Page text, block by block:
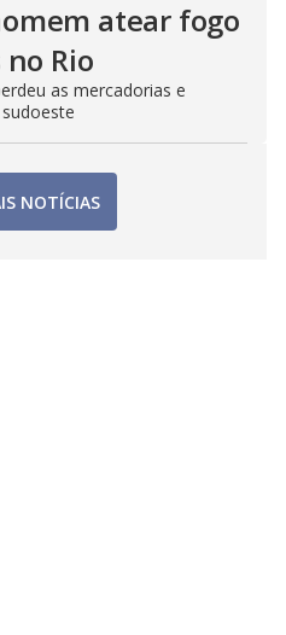
atear fogo
Rio
as mercadorias e
NOTÍCIAS